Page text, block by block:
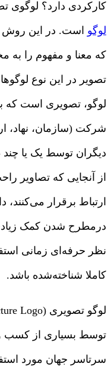
کارکردی دارد؟ لوگوی
لوگو
که معنا و مفهوم را به
تصویر در این نوع
لوگو، تصویری است که
شرکت (سازمان،
دیگران توسط یک یا
از آنجایی که تصاویر
ارتباط برقرار
درمطرح شدن کمک
نظر حرفه‌ای زمانی
کاملا شناخته‌شده باشد.
توسط بسیاری از کسب
سرتاسر جهان مورد